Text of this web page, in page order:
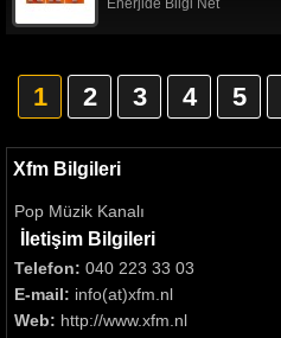
Enerjide Bilgi Net
1 2 3 4 5
Xfm Bilgileri
Pop Müzik Kanalı
İletişim Bilgileri
Telefon: 040 223 33 03
E-mail: info(at)xfm.nl
Web: http://www.xfm.nl